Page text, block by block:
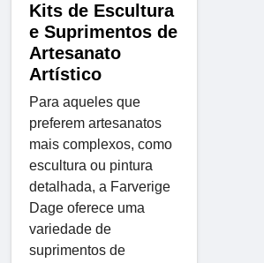
Kits de Escultura
e Suprimentos de
Artesanato
Artístico
Para aqueles que
preferem artesanatos
mais complexos, como
escultura ou pintura
detalhada, a Farverige
Dage oferece uma
variedade de
suprimentos de